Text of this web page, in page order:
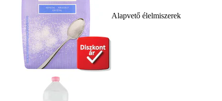
Alapvető élelmiszerek